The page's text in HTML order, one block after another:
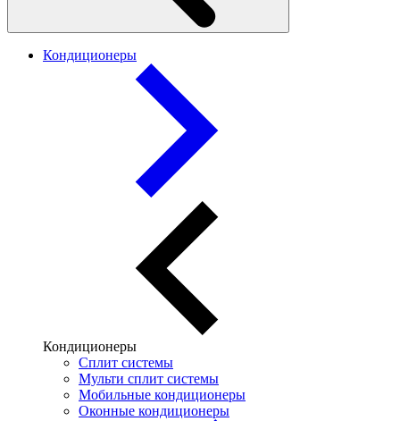
Кондиционеры
Кондиционеры
Сплит системы
Мульти сплит системы
Мобильные кондиционеры
Оконные кондиционеры